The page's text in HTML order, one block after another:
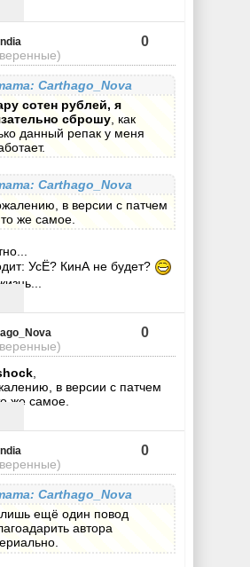
0
Carthago_Nova
сотен рублей, я
сброшу, как
данный репак у меня
Carthago_Nova
в версии с патчем
же самое.
УсЁ? КинА не будет?
0
в версии с патчем
же самое.
0
Carthago_Nova
лишь ещё один повод
автора